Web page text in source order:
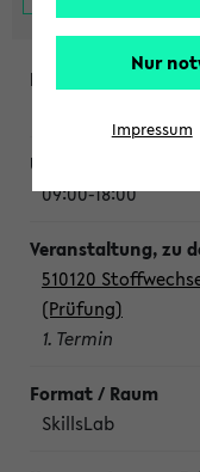
09:00-18:00
510120
(Prüfung)
1. Termin
SkillsLab
Nur
Impressum